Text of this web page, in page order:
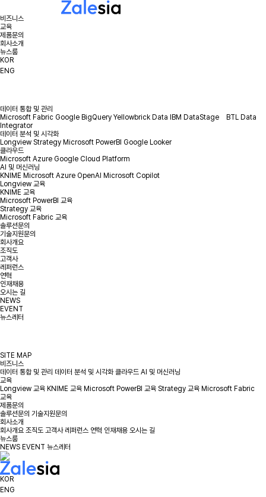
비즈니스
교육
제품문의
회사소개
뉴스룸
KOR
ENG
데이터 통합 및 관리
Microsoft Fabric Google BigQuery Yellowbrick Data IBM DataStage
BTL Data
Integrator
데이터 분석 및 시각화
Longview Strategy Microsoft PowerBI Google Looker
클라우드
Microsoft Azure Google Cloud Platform
AI 및 머신러닝
KNIME Microsoft Azure OpenAI Microsoft Copilot
Longview 교육
KNIME 교육
Microsoft PowerBI 교육
Strategy 교육
Microsoft Fabric 교육
솔루션문의
기술지원문의
회사개요
조직도
고객사
레퍼런스
연혁
인재채용
오시는 길
NEWS
EVENT
뉴스레터
SITE MAP
비즈니스
데이터 통합 및 관리 데이터 분석 및 시각화 클라우드 AI 및 머신러닝
교육
Longview 교육 KNIME 교육 Microsoft PowerBI 교육 Strategy 교육 Microsoft Fabric
교육
제품문의
솔루션문의 기술지원문의
회사소개
회사개요 조직도 고객사 레퍼런스 연혁 인재채용 오시는 길
뉴스룸
NEWS EVENT 뉴스레터
KOR
ENG